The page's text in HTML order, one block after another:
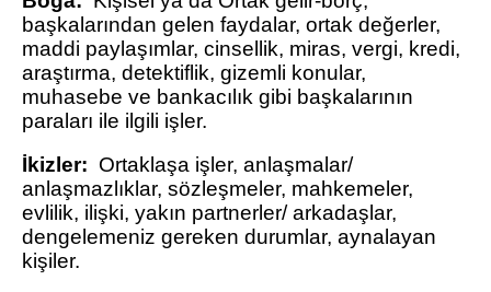
başkalarından gelen faydalar, ortak değerler,
maddi paylaşımlar, cinsellik, miras, vergi, kredi,
araştırma, detektiflik, gizemli konular,
muhasebe ve bankacılık gibi başkalarının
paraları ile ilgili işler.
İkizler: Ortaklaşa işler, anlaşmalar/
anlaşmazlıklar, sözleşmeler, mahkemeler,
evlilik, ilişki, yakın partnerler/ arkadaşlar,
dengelemeniz gereken durumlar, aynalayan
kişiler.